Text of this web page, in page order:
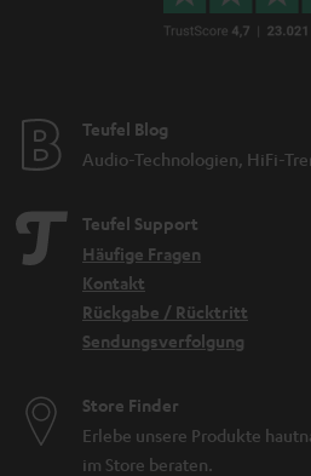
Teufel Blog
Audio-Technologien, HiFi-
Teufel Support
Häufige Fragen
Kontakt
Rückgabe / Rücktritt
Sendungsverfolgung
Store Finder
Erlebe unsere Produkte
im Store beraten.